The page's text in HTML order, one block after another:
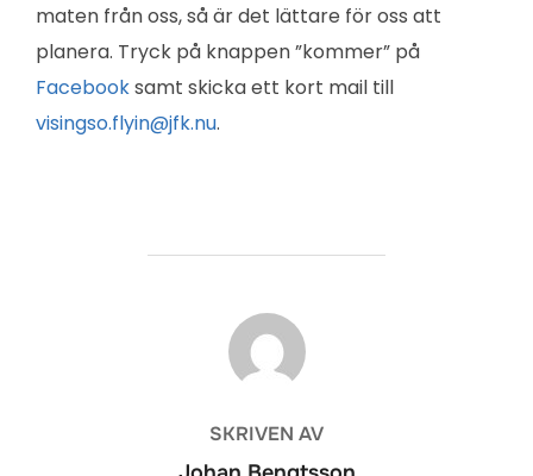
maten från oss, så är det lättare för oss att
planera. Tryck på knappen ”kommer” på
Facebooksamt skicka ett kort mail till
visingso.flyin@jfk.nu.
INLÄGGSFÖRFATTARE
SKRIVEN AV